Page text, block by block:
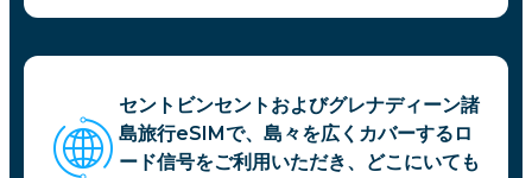
セントビンセントおよびグレナディーン諸
島旅行eSIMで、島々を広くカバーするロ
ード信号をご利用いただき、どこにいても